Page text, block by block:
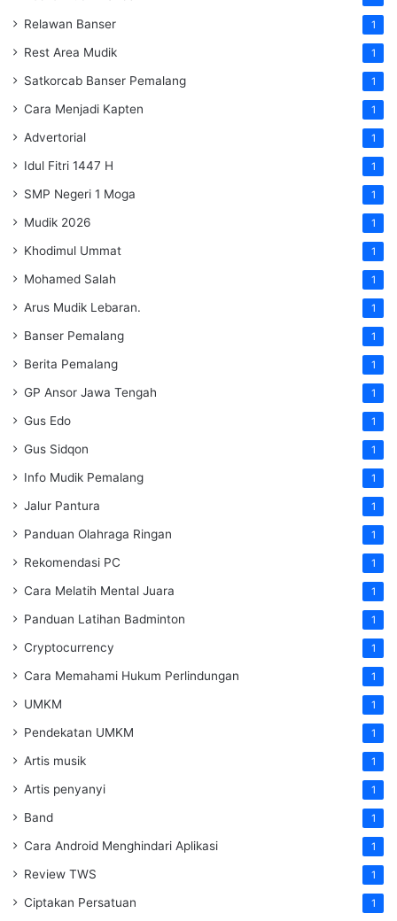
Relawan Banser 1
Rest Area Mudik 1
Satkorcab Banser Pemalang 1
Cara Menjadi Kapten 1
Advertorial 1
Idul Fitri 1447 H 1
SMP Negeri 1 Moga 1
Mudik 2026 1
Khodimul Ummat 1
Mohamed Salah 1
Arus Mudik Lebaran. 1
Banser Pemalang 1
Berita Pemalang 1
GP Ansor Jawa Tengah 1
Gus Edo 1
Gus Sidqon 1
Info Mudik Pemalang 1
Jalur Pantura 1
Panduan Olahraga Ringan 1
Rekomendasi PC 1
Cara Melatih Mental Juara 1
Panduan Latihan Badminton 1
Cryptocurrency 1
Cara Memahami Hukum Perlindungan 1
UMKM 1
Pendekatan UMKM 1
Artis musik 1
Artis penyanyi 1
Band 1
Cara Android Menghindari Aplikasi 1
Review TWS 1
Ciptakan Persatuan 1